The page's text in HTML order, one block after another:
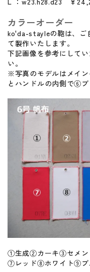
カラーオーダー
ko'da-stayleの鞄は、ご
て製作いたします。
下記画像を参考にして
い。
※写真のモデルはメイ
とハンドルの内側で⑥ブ
①生成②カーキ③セメン
⑦レッド⑧ホワイト⑨ブ